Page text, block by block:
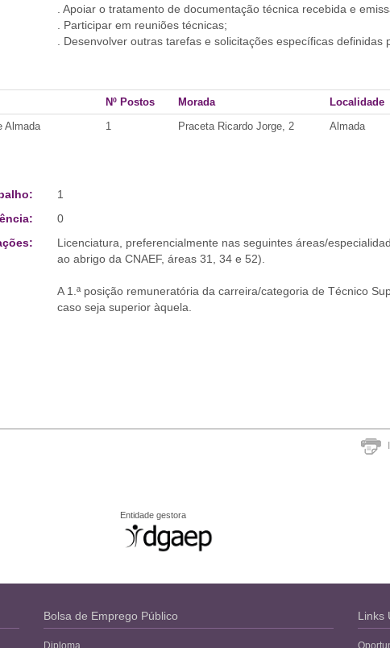
. Apoiar o tratamento de documentação técnica recebida e
. Participar em reuniões técnicas;
. Desenvolver outras tarefas e solicitações específicas definidas
Nº Postos Morada Localidade
Almada
1 Praceta Ricardo Jorge, 2 Almada
1
0
Licenciatura, preferencialmente nas seguintes áreas/
ao abrigo da CNAEF, áreas 31, 34 e 52).
A 1.ª posição remuneratória da carreira/categoria de Técnico
caso seja superior àquela.
Entidade gestora
Bolsa de Emprego Público
Diploma
Links